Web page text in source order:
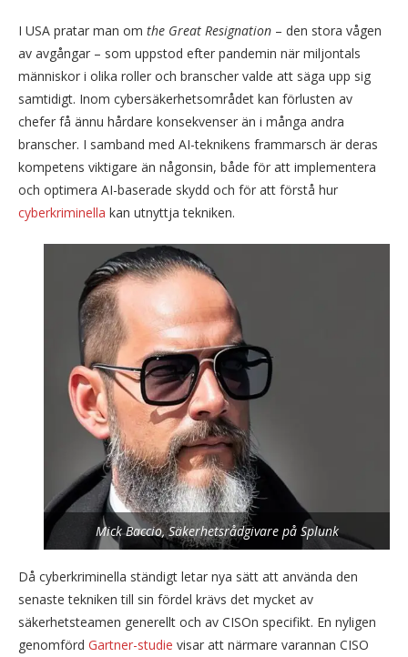
I USA pratar man om the Great Resignation – den stora vågen
av avgångar – som uppstod efter pandemin när miljontals
människor i olika roller och branscher valde att säga upp sig
samtidigt. Inom cybersäkerhetsområdet kan förlusten av
chefer få ännu hårdare konsekvenser än i många andra
branscher. I samband med AI-teknikens frammarsch är deras
kompetens viktigare än någonsin, både för att implementera
och optimera AI-baserade skydd och för att förstå hur
cyberkriminella kan utnyttja tekniken.
Mick Baccio, Säkerhetsrådgivare på Splunk
Då cyberkriminella ständigt letar nya sätt att använda den
senaste tekniken till sin fördel krävs det mycket av
säkerhetsteamen generellt och av CISOn specifikt. En nyligen
genomförd Gartner-studie visar att närmare varannan CISO